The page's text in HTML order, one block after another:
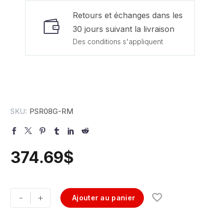
Retours et échanges dans les
30 jours suivant la livraison
Des conditions s'appliquent
SKU: PSR08G-RM
374.69$
- + Ajouter au panier